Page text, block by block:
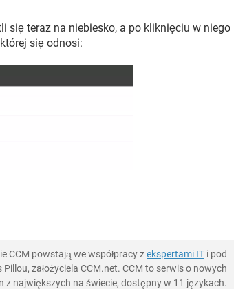
się teraz na niebiesko, a po kliknięciu w niego
się odnosi:
CCM powstają we współpracy zekspertami IT i pod
założyciela CCM.net. CCM to serwis o nowych
z największych na świecie, dostępny w 11 językach.